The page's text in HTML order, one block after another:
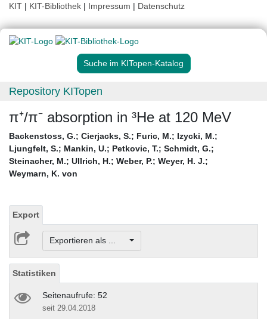
KIT | KIT-Bibliothek | Impressum | Datenschutz
Suche im KITopen-Katalog
Repository KITopen
π⁺/π⁻ absorption in ³He at 120 MeV
Backenstoss, G.; Cierjacks, S.; Furic, M.; Izycki, M.;
Ljungfelt, S.; Mankin, U.; Petkovic, T.; Schmidt, G.;
Steinacher, M.; Ullrich, H.; Weber, P.; Weyer, H. J.;
Weymarn, K. von
Export
Exportieren als ...
Statistiken
Seitenaufrufe: 52
seit 29.04.2018